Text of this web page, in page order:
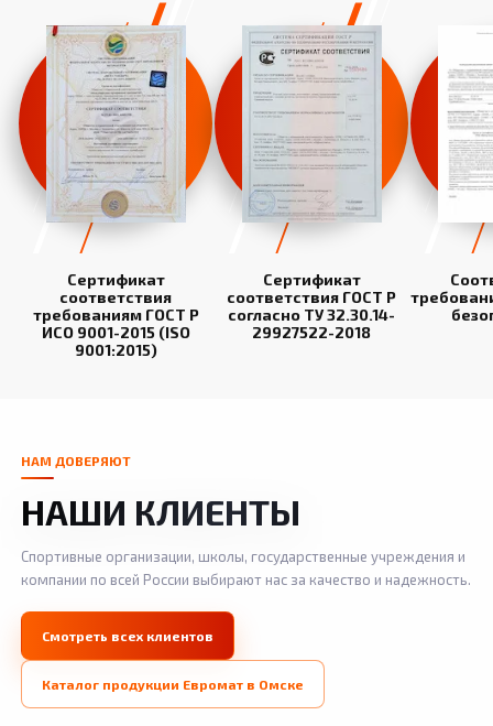
Сертификат
соответствия
требованиям ГОСТ Р
ИСО 9001-2015 (ISO
9001:2015)
Сертификат
соответствия ГОСТ Р
согласно ТУ 32.30.14-
29927522-2018
НАМ ДОВЕРЯЮТ
НАШИ КЛИЕНТЫ
Спортивные организации, школы, государственные учреждения и
компании по всей России выбирают нас за качество и надежность.
Смотреть всех клиентов
Каталог продукции Евромат в Омске